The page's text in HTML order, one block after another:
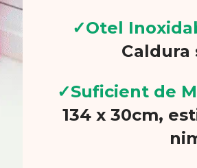
✓Otel
Caldura
✓Suficient de
134 x 30cm,